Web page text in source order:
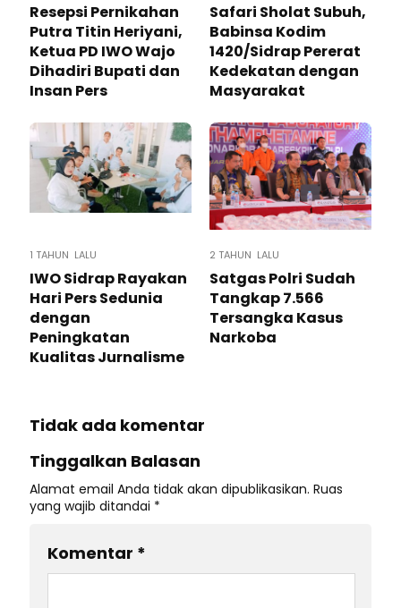
Resepsi Pernikahan
Putra Titin Heriyani,
Ketua PD IWO Wajo
Dihadiri Bupati dan
Insan Pers
Safari Sholat Subuh,
Babinsa Kodim
1420/Sidrap Pererat
Kedekatan dengan
Masyarakat
1 TAHUN LALU
IWO Sidrap Rayakan
Hari Pers Sedunia
dengan
Peningkatan
Kualitas Jurnalisme
2 TAHUN LALU
Satgas Polri Sudah
Tangkap 7.566
Tersangka Kasus
Narkoba
Tidak ada komentar
Tinggalkan Balasan
Alamat email Anda tidak akan dipublikasikan. Ruas
yang wajib ditandai *
Komentar *